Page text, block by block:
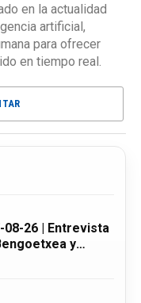
en la actualidad
artificial,
para ofrecer
en tiempo real.
08-26 | Entrevista
y